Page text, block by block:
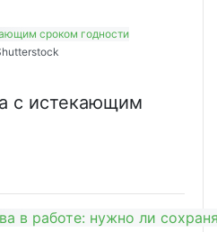
с истекающим